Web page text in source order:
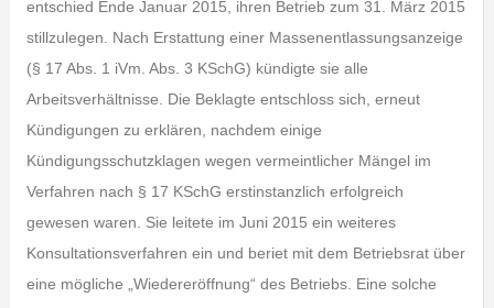
entschied Ende Januar 2015, ihren Betrieb zum 31. März 2015
stillzulegen. Nach Erstattung einer Massenentlassungsanzeige
(§ 17 Abs. 1 iVm. Abs. 3 KSchG) kündigte sie alle
Arbeitsverhältnisse. Die Beklagte entschloss sich, erneut
Kündigungen zu erklären, nachdem einige
Kündigungsschutzklagen wegen vermeintlicher Mängel im
Verfahren nach § 17 KSchG erstinstanzlich erfolgreich
gewesen waren. Sie leitete im Juni 2015 ein weiteres
Konsultationsverfahren ein und beriet mit dem Betriebsrat über
eine mögliche „Wiedereröffnung“ des Betriebs. Eine solche